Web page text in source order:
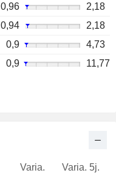
0,96
2,18
0,94
2,18
0,9
4,73
0,9 11,77
Varia. Varia. 5j.